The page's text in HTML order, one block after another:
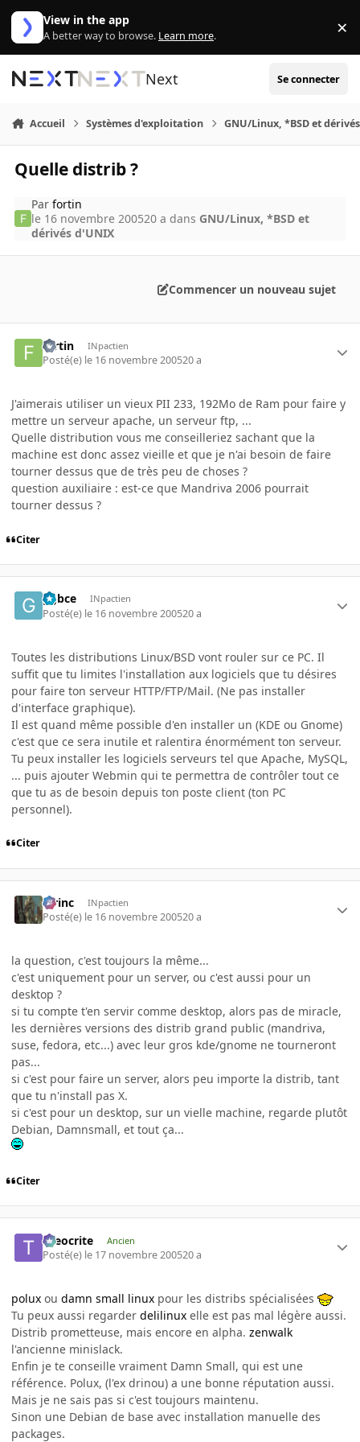
Aller au contenu
View in the app
A better way to browse. Learn more. ×
Next Se connecter
Accueil Systèmes d'exploitation GNU/Linux, *BSD et
Quelle distrib ?
Parfortin
le 16 novembre 200520 a dans GNU/Linux, *BSD et
dérivés d'UNIX
Commencer un nouveau sujet
fortin INpactien
Posté(e) le 16 novembre 200520 a
J'aimerais utiliser un vieux PII 233, 192Mo de Ram pour faire y
mettre un serveur apache, un serveur ftp, ...
Quelle distribution vous me conseilleriez sachant que la
machine est donc assez vieille et que je n'ai besoin de faire
tourner dessus que de très peu de choses ?
question auxiliaire : est-ce que Mandriva 2006 pourrait
tourner dessus ?
Citer
ggbce INpactien
Posté(e) le 16 novembre 200520 a
Toutes les distributions Linux/BSD vont rouler sur ce PC. Il
suffit que tu limites l'installation aux logiciels que tu désires
pour faire ton serveur HTTP/FTP/Mail. (Ne pas installer
d'interface graphique).
Il est quand même possible d'en installer un (KDE ou Gnome)
c'est que ce sera inutile et ralentira énormément ton serveur.
Tu peux installer les logiciels serveurs tel que Apache, MySQL,
... puis ajouter Webmin qui te permettra de contrôler tout ce
que tu as de besoin depuis ton poste client (ton PC
personnel).
Citer
lorinc INpactien
Posté(e) le 16 novembre 200520 a
la question, c'est toujours la même...
c'est uniquement pour un server, ou c'est aussi pour un
desktop ?
si tu compte t'en servir comme desktop, alors pas de miracle,
les dernières versions des distrib grand public (mandriva,
suse, fedora, etc...) avec leur gros kde/gnome ne tourneront
pas...
si c'est pour faire un server, alors peu importe la distrib, tant
que tu n'install pas X.
si c'est pour un desktop, sur un vielle machine, regarde plutôt
Debian, Damnsmall, et tout ça...
Citer
theocrite Ancien
Posté(e) le 17 novembre 200520 a
polux ou damn small linux pour les distribs spécialisées
Tu peux aussi regarder delilinux elle est pas mal légère aussi.
Distrib prometteuse, mais encore en alpha. zenwalk
l'ancienne minislack.
Enfin je te conseille vraiment Damn Small, qui est une
référence. Polux, (l'ex drinou) a une bonne réputation aussi.
Mais je ne sais pas si c'est toujours maintenu.
Sinon une Debian de base avec installation manuelle des
packages.